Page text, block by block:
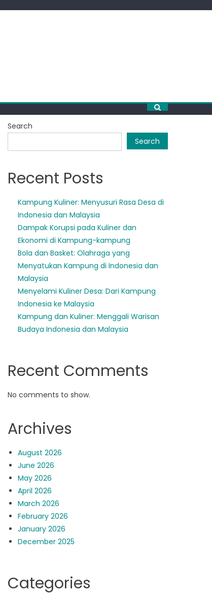
Search
Search
Recent Posts
Kampung Kuliner: Menyusuri Rasa Desa di
Indonesia dan Malaysia
Dampak Korupsi pada Kuliner dan
Ekonomi di Kampung-kampung
Bola dan Basket: Olahraga yang
Menyatukan Kampung di Indonesia dan
Malaysia
Menyelami Kuliner Desa: Dari Kampung
Indonesia ke Malaysia
Kampung dan Kuliner: Menggali Warisan
Budaya Indonesia dan Malaysia
Recent Comments
No comments to show.
Archives
August 2026
June 2026
May 2026
April 2026
March 2026
February 2026
January 2026
December 2025
Categories